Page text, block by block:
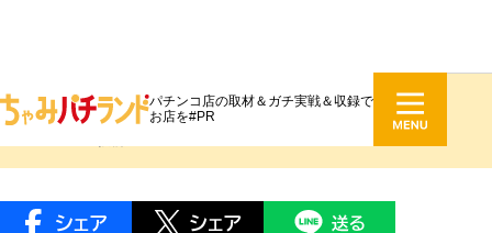
パチンコ店の取材＆ガチ実戦＆収録で
お店を#PR
ビックつばめ郡山店